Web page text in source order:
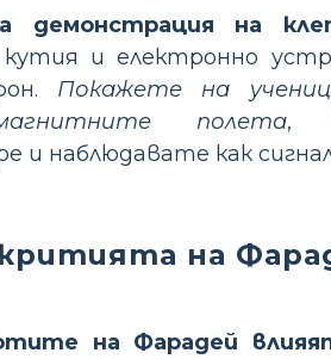
демонстрация на
и електронно
Покажете на
полета,
наблюдавате как
на
на Фарадей